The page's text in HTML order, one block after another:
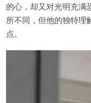
的心，却又对光明充满
所不同，但他的独特理
点。